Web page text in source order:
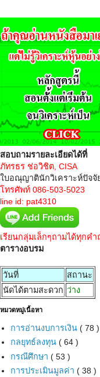
สอบถามรายละเอียดได้ที่
ภัทรธร ช่อวิชิต, CISA
ใบอณุญาตินักวิเคราะห์ปัจจั
โทรศัพท์ 086-503-5023
line id: pat4310
เรียนกลุ่มเล็กๆถามได้ทุกคำ
ตารางอบรม
วันที่
สถานะ
นัดได้ตามสะดวก ว่าง
หมวดหมู่เนื้อหา
การอ่านงบการเงิน ( 78 )
กลยุทธ์ลงทุน ( 64 )
กรณีศึกษา ( 53 )
การประเมินมูลค่า ( 38 )